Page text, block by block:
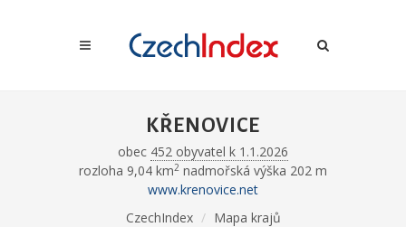
KŘENOVICE
obec 452 obyvatel k 1.1.2026
rozloha 9,04 km2 nadmořská výška 202 m
www.krenovice.net
CzechIndex
Mapa krajů